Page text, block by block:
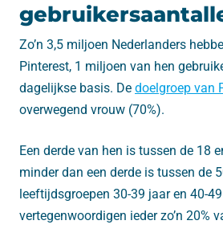
Zo’n 3,5 miljoen Nederlanders
Pinterest, 1 miljoen van hen
dagelijkse basis. De doelgroep van
overwegend vrouw (70%).
Een derde van hen is tussen de 18
minder dan een derde is tussen de
leeftijdsgroepen 30-39 jaar en 40-
vertegenwoordigen ieder zo’n 20%